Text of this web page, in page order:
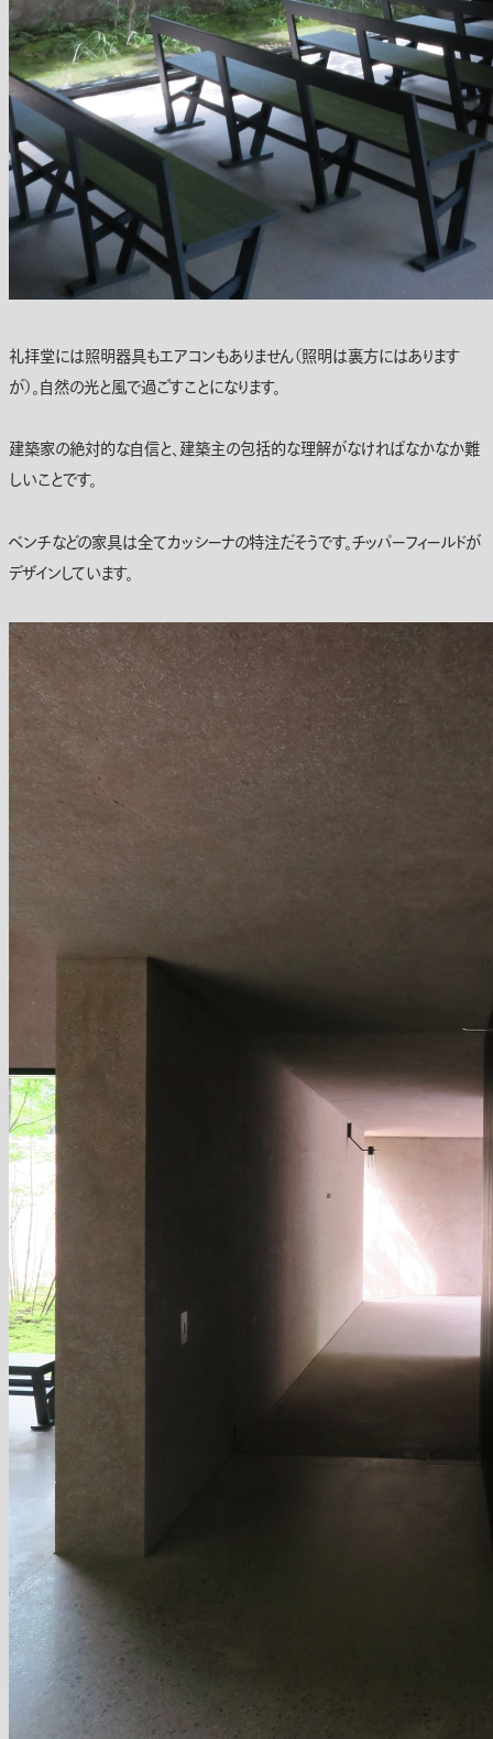
礼拝堂には照明器具もエアコンもありません（照明は裏方にはあります
が）。自然の光と風で過ごすことになります。
建築家の絶対的な自信と、建築主の包括的な理解がなければなかなか難
しいことです。
ベンチなどの家具は全てカッシーナの特注だそうです。チッパーフィールドが
デザインしています。